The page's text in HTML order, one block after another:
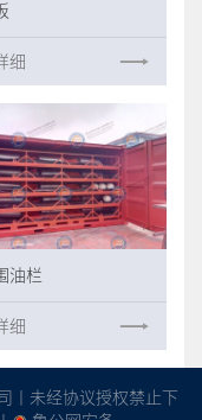
细
油栏
细
丨未经协议授权禁止下